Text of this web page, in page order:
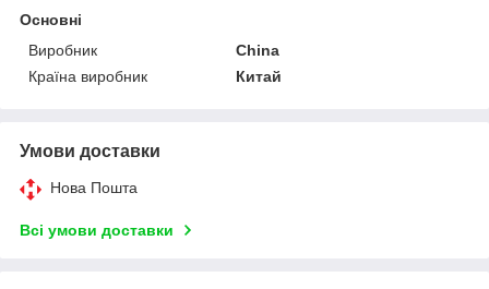
Основні
Виробник
China
Країна виробник
Китай
Умови доставки
Нова Пошта
Всі умови доставки